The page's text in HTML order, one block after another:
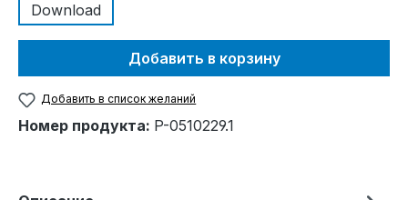
Download
Добавить в корзину
Добавить в список желаний
Номер продукта: P-0510229.1